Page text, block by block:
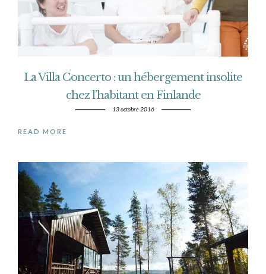
La Villa Concerto : un hébergement insolite
chez l’habitant en Finlande
13 octobre 2016
READ MORE